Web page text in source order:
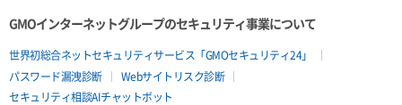
GMOインターネットグループのセキュリティ事業について
世界初総合ネットセキュリティサービス「GMOセキュリティ24」
パスワード漏洩診断
Webサイトリスク診断
セキュリティ相談AIチャットボット